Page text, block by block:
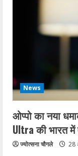
News
ओप्पो का नया
Ultra की भारत
ज्योत्सना चौगले 28